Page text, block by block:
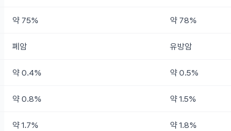
약 75% 약 78%
폐암 유방암
약 0.4% 약 0.5%
약 0.8% 약 1.5%
약 1.7% 약 1.8%